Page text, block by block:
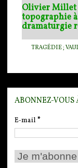
Olivier Millet
topographie
dramaturgie
TRAGÉDIE ;
ABONNEZ-VOUS
E-mail *